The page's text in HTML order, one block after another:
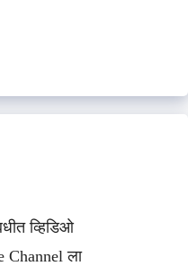
व्हिडिओ
Channel ला